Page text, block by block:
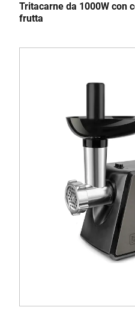
Tritacarne da 1000W con
frutta